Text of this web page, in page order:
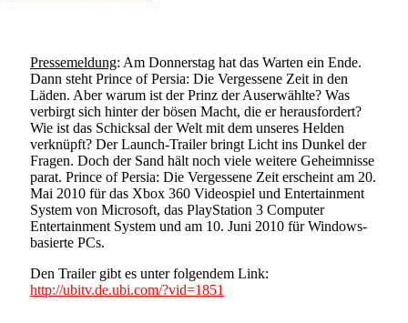
Pressemeldung: Am Donnerstag hat das Warten ein Ende.
Dann steht Prince of Persia: Die Vergessene Zeit in den
Läden. Aber warum ist der Prinz der Auserwählte? Was
verbirgt sich hinter der bösen Macht, die er herausfordert?
Wie ist das Schicksal der Welt mit dem unseres Helden
verknüpft? Der Launch-Trailer bringt Licht ins Dunkel der
Fragen. Doch der Sand hält noch viele weitere Geheimnisse
parat. Prince of Persia: Die Vergessene Zeit erscheint am 20.
Mai 2010 für das Xbox 360 Videospiel und Entertainment
System von Microsoft, das PlayStation 3 Computer
Entertainment System und am 10. Juni 2010 für Windows-
basierte PCs.
Den Trailer gibt es unter folgendem Link:
http://ubitv.de.ubi.com/?vid=1851